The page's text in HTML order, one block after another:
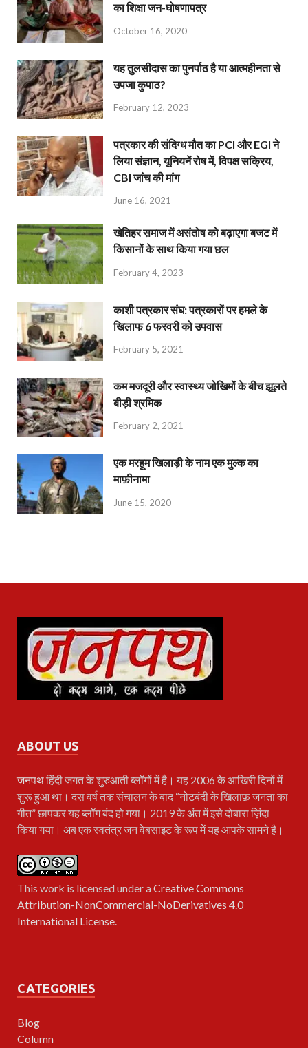
का शिक्षा जन-घोषणापत्र
October 16, 2020
यह तुलसीदास का पुनर्पाठ है या आत्महीनता से
उपजा कुपाठ?
February 12, 2023
पत्रकार की संदिग्ध मौत का PCI और EGI ने
लिया संज्ञान, यूनियनें रोष में, विपक्ष सक्रिय,
CBI जांच की मांग
June 16, 2021
खेतिहर समाज में असंतोष को बढ़ाएगा बजट में
किसानों के साथ किया गया छल
February 4, 2023
काशी पत्रकार संघ: पत्रकारों पर हमले के
खिलाफ 6 फरवरी को उपवास
February 5, 2021
कम मजदूरी और स्वास्थ्य जोखिमों के बीच झूलते
बीड़ी श्रमिक
February 2, 2021
एक मरहूम खिलाड़ी के नाम एक मुल्क का
माफ़ीनामा
June 15, 2020
ABOUT US
जनपथहिंदी जगत के शुरुआती ब्लॉगों में है। यह 2006 के आखिरी दिनों में
शुरू हुआ था। दस वर्ष तक संचालन के बाद “नोटबंदी के खिलाफ़ जनता का
गीत” छापकर यह ब्लॉग बंद हो गया। 2019 के अंत में इसे दोबारा ज़िंदा
किया गया। अब एक स्वतंत्र जन वेबसाइट के रूप में यह आपके सामने है।
This work is licensed under aCreative Commons
Attribution-NonCommercial-NoDerivatives 4.0
International License.
CATEGORIES
Blog
Column